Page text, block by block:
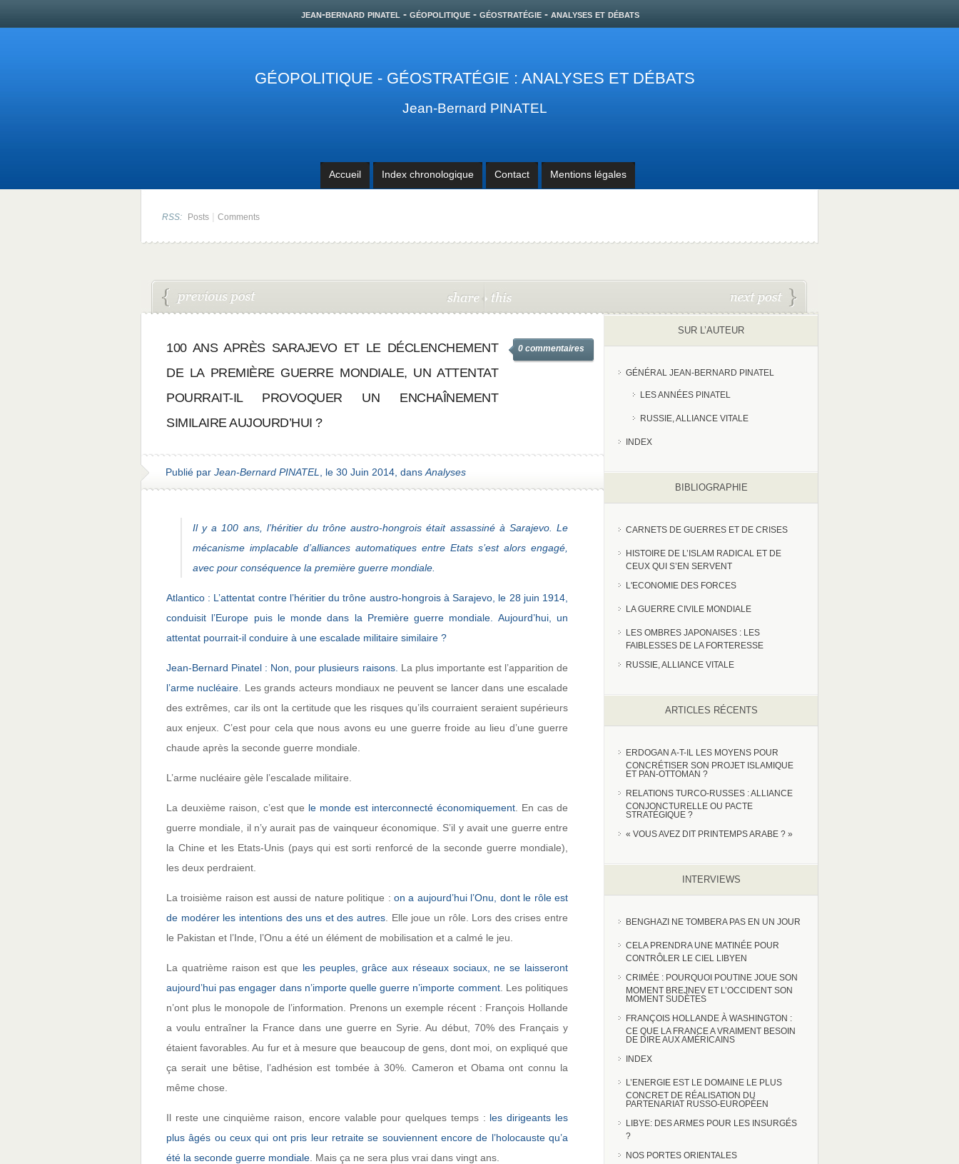
jean-bernard pinatel - géopolitique - géostratégie - analyses et débats
GÉOPOLITIQUE - GÉOSTRATÉGIE : ANALYSES ET DÉBATS
Jean-Bernard PINATEL
Accueil Index chronologique Contact Mentions légales
RSS: Posts | Comments
100 ANS APRÈS SARAJEVO ET LE DÉCLENCHEMENT
DE LA PREMIÈRE GUERRE MONDIALE, UN ATTENTAT
POURRAIT-IL PROVOQUER UN ENCHAÎNEMENT
SIMILAIRE AUJOURD’HUI ?
0 commentaires
Publié par Jean-Bernard PINATEL , le 30 Juin 2014, dans Analyses
Il y a 100 ans, l’héritier du trône austro-hongrois était assassiné à Sarajevo. Le
mécanisme implacable d’alliances automatiques entre Etats s’est alors engagé,
avec pour conséquence la première guerre mondiale.
Atlantico : L’attentat contre l’héritier du trône austro-hongrois à Sarajevo, le 28 juin 1914,
conduisit l’Europe puis le monde dans la Première guerre mondiale. Aujourd’hui, un
attentat pourrait-il conduire à une escalade militaire similaire ?
Jean-Bernard Pinatel : Non, pour plusieurs raisons. La plus importante est l’apparition de
l’arme nucléaire . Les grands acteurs mondiaux ne peuvent se lancer dans une escalade
des extrêmes, car ils ont la certitude que les risques qu’ils courraient seraient supérieurs
aux enjeux. C’est pour cela que nous avons eu une guerre froide au lieu d’une guerre
chaude après la seconde guerre mondiale.
L’arme nucléaire gèle l’escalade militaire.
La deuxième raison, c’est que le monde est interconnecté économiquement . En cas de
guerre mondiale, il n’y aurait pas de vainqueur économique. S’il y avait une guerre entre
la Chine et les Etats-Unis (pays qui est sorti renforcé de la seconde guerre mondiale),
les deux perdraient.
La troisième raison est aussi de nature politique : on a aujourd’hui l’Onu, dont le rôle est
de modérer les intentions des uns et des autres . Elle joue un rôle. Lors des crises entre
le Pakistan et l’Inde, l’Onu a été un élément de mobilisation et a calmé le jeu.
La quatrième raison est que les peuples, grâce aux réseaux sociaux, ne se laisseront
aujourd’hui pas engager dans n’importe quelle guerre n’importe comment. Les politiques
n’ont plus le monopole de l’information. Prenons un exemple récent : François Hollande
a voulu entraîner la France dans une guerre en Syrie. Au début, 70% des Français y
étaient favorables. Au fur et à mesure que beaucoup de gens, dont moi, on expliqué que
ça serait une bêtise, l’adhésion est tombée à 30%. Cameron et Obama ont connu la
même chose.
Il reste une cinquième raison, encore valable pour quelques temps : les dirigeants les
plus âgés ou ceux qui ont pris leur retraite se souviennent encore de l’holocauste qu’a
été la seconde guerre mondiale . Mais ça ne sera plus vrai dans vingt ans.
SUR L’AUTEUR
GÉNÉRAL JEAN-BERNARD PINATEL
LES ANNÉES PINATEL
RUSSIE, ALLIANCE VITALE
INDEX
BIBLIOGRAPHIE
CARNETS DE GUERRES ET DE CRISES
HISTOIRE DE L’ISLAM RADICAL ET DE
CEUX QUI S’EN SERVENT
L'ECONOMIE DES FORCES
LA GUERRE CIVILE MONDIALE
LES OMBRES JAPONAISES : LES
FAIBLESSES DE LA FORTERESSE
RUSSIE, ALLIANCE VITALE
ARTICLES RÉCENTS
ERDOGAN A-T-IL LES MOYENS POUR
CONCRÉTISER SON PROJET ISLAMIQUE
ET PAN-OTTOMAN ?
RELATIONS TURCO-RUSSES : ALLIANCE
CONJONCTURELLE OU PACTE
STRATÉGIQUE ?
« VOUS AVEZ DIT PRINTEMPS ARABE ? »
INTERVIEWS
BENGHAZI NE TOMBERA PAS EN UN JOUR
CELA PRENDRA UNE MATINÉE POUR
CONTRÔLER LE CIEL LIBYEN
CRIMÉE : POURQUOI POUTINE JOUE SON
MOMENT BREJNEV ET L’OCCIDENT SON
MOMENT SUDÈTES
FRANÇOIS HOLLANDE À WASHINGTON :
CE QUE LA FRANCE A VRAIMENT BESOIN
DE DIRE AUX AMÉRICAINS
INDEX
L’ENERGIE EST LE DOMAINE LE PLUS
CONCRET DE RÉALISATION DU
PARTENARIAT RUSSO-EUROPÉEN
LIBYE: DES ARMES POUR LES INSURGÉS
?
NOS PORTES ORIENTALES